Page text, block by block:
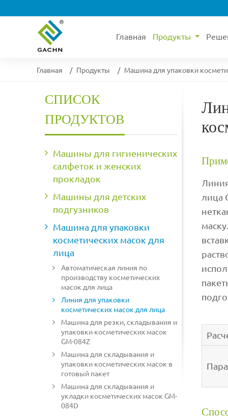
Главная Продукты
Главная Продукты Машина для упаковки
лица
СПИСОК
ПРОДУКТОВ
Машины для гигиенических
салфеток и женских
прокладок
Машины для детских
подгузников
Машина для упаковки
косметических масок для
лица
Автоматическая линия по
производству косметических
масок для лица
Линия для упаковки
косметических масок для лица
Машина для резки, складывания и
упаковки косметических масок
GM-084Z
Машина для складывания и
упаковки косметических масок в
готовый пакет
Машина для складывания и
укладки косметических масок GM-
084D